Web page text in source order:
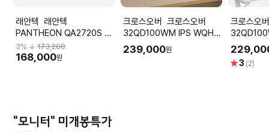
래안텍 래안텍
PANTHEON QA2720S 나
노IPS 120 QHD USB-C 블
랙 멀티스탠드
3% ↓ 173,200
168,000원
크로스오버 크로스오버
32QD100WM IPS WQHD
81cm 피벗 화이트 사무용
게이밍 컴퓨터 모니터 무결
239,000원
크로스오버 크로스
81cm 피
게이밍 컴
별3 (2)
"모니터" 미개봉특가